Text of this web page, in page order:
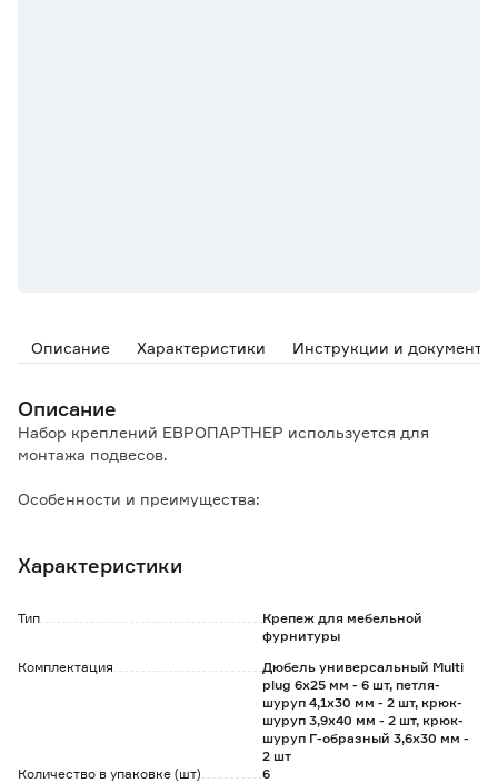
Описание Характеристики Инструкции и документы
Описание
Набор креплений ЕВРОПАРТНЕР используется для
монтажа подвесов.
Особенности и преимущества:
соединения и долгий срок службы;
продавливанию дюбеля в материал основания;
- шестигранная форма дюбеля предотвращает
- несколько вариантов крюков позволяют использовать
под разные особенности подвесов и кашпо.
Характеристики
Тип
Крепеж для мебельной
фурнитуры
Комплектация
Дюбель универсальный Multi
plug 6х25 мм - 6 шт, петля-
шуруп 4,1х30 мм - 2 шт, крюк-
шуруп 3,9х40 мм - 2 шт, крюк-
шуруп Г-образный 3,6х30 мм -
2 шт
Количество в упаковке (шт)
6